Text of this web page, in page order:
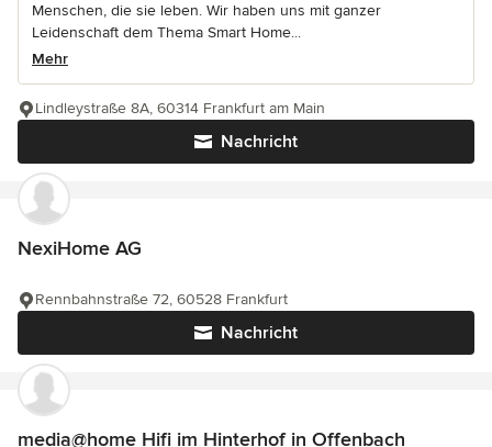
Menschen, die sie leben. Wir haben uns mit ganzer
Leidenschaft dem Thema Smart Home...
Mehr
Nachricht
Lindleystraße 8A, 60314 Frankfurt am Main
NexiHome AG
Nachricht
Rennbahnstraße 72, 60528 Frankfurt
media@home Hifi im Hinterhof in Offenbach